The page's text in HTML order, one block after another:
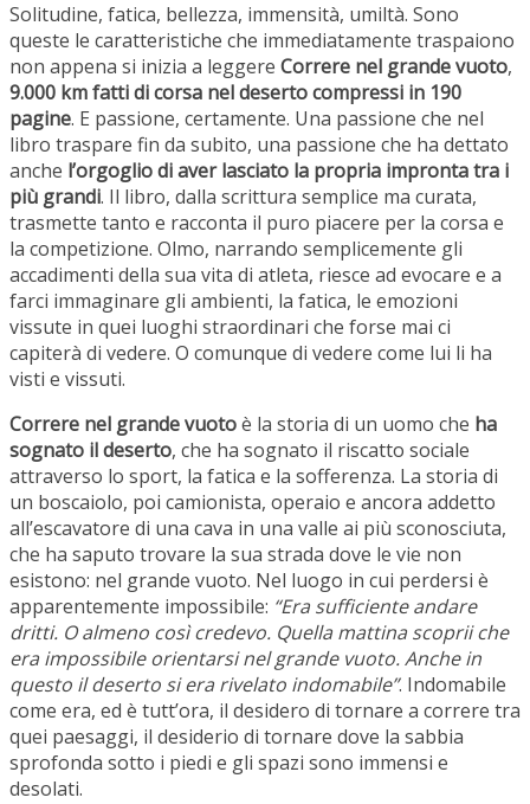
Solitudine, fatica, bellezza, immensità, umiltà. Sono
queste le caratteristiche che immediatamente traspaiono
non appena si inizia a leggere Correre nel grande vuoto,
9.000 km fatti di corsa nel deserto compressi in 190
pagine. E passione, certamente. Una passione che nel
libro traspare fin da subito, una passione che ha dettato
anche l’orgoglio di aver lasciato la propria impronta tra i
più grandi. Il libro, dalla scrittura semplice ma curata,
trasmette tanto e racconta il puro piacere per la corsa e
la competizione. Olmo, narrando semplicemente gli
accadimenti della sua vita di atleta, riesce ad evocare e a
farci immaginare gli ambienti, la fatica, le emozioni
vissute in quei luoghi straordinari che forse mai ci
capiterà di vedere. O comunque di vedere come lui li ha
visti e vissuti.
Correre nel grande vuotoè la storia di un uomo che ha
sognato il deserto, che ha sognato il riscatto sociale
attraverso lo sport, la fatica e la sofferenza. La storia di
un boscaiolo, poi camionista, operaio e ancora addetto
all’escavatore di una cava in una valle ai più sconosciuta,
che ha saputo trovare la sua strada dove le vie non
esistono: nel grande vuoto. Nel luogo in cui perdersi è
apparentemente impossibile: “Era sufficiente andare
dritti. O almeno così credevo. Quella mattina scoprii che
era impossibile orientarsi nel grande vuoto. Anche in
questo il deserto si era rivelato indomabile”. Indomabile
come era, ed è tutt’ora, il desidero di tornare a correre tra
quei paesaggi, il desiderio di tornare dove la sabbia
sprofonda sotto i piedi e gli spazi sono immensi e
desolati.